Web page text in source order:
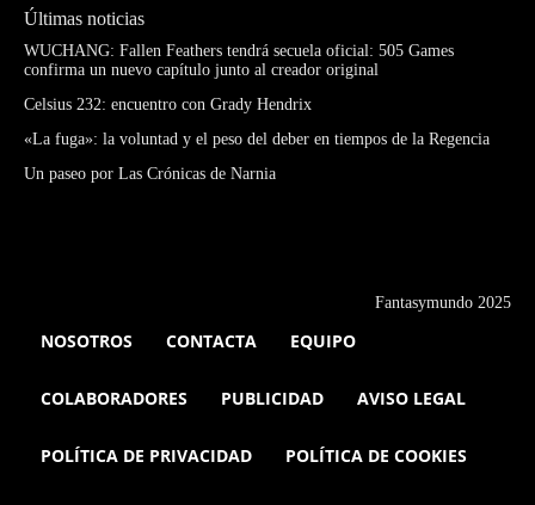
Últimas noticias
WUCHANG: Fallen Feathers tendrá secuela oficial: 505 Games
confirma un nuevo capítulo junto al creador original
Celsius 232: encuentro con Grady Hendrix
«La fuga»: la voluntad y el peso del deber en tiempos de la Regencia
Un paseo por Las Crónicas de Narnia
Fantasymundo 2025
NOSOTROS CONTACTA EQUIPO
COLABORADORES PUBLICIDAD AVISO LEGAL
POLÍTICA DE PRIVACIDAD POLÍTICA DE COOKIES